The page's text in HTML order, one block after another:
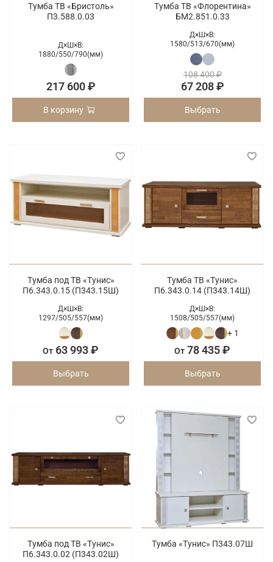
Тумба ТВ «Бристоль»
П3.588.0.03
Д×Ш×В:
1880/550/790(мм)
217 600 ₽
В корзину
Тумба ТВ «Флорентина»
БМ2.851.0.33
Д×Ш×В:
1580/513/670(мм)
108 400 ₽
67 208 ₽
Выбрать
Тумба под ТВ «Тунис»
П6.343.0.15 (П343.15Ш)
Д×Ш×В:
1297/505/557(мм)
От 63 993 ₽
Выбрать
Тумба ТВ «Тунис»
П6.343.0.14 (П343.14Ш)
Д×Ш×В:
1508/505/557(мм)
+ 1
От 78 435 ₽
Выбрать
Тумба под ТВ «Тунис»
П6.343.0.02 (П343.02Ш)
Тумба «Тунис» П343.07Ш